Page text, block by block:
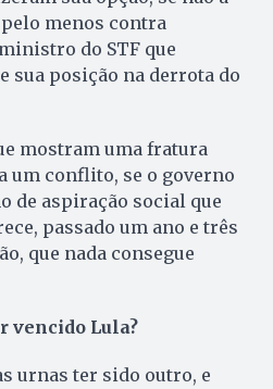
menos contra
do STF que
sua posição na derrota do
mostram uma fratura
um conflito, se o governo
de aspiração social que
passado um ano e três
que nada consegue
vencido Lula?
urnas ter sido outro, e